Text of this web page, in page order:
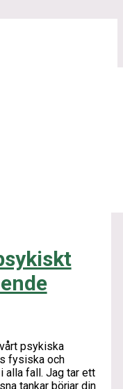
psykiska
fysiska och
alla fall. Jag tar ett
tankar börjar din